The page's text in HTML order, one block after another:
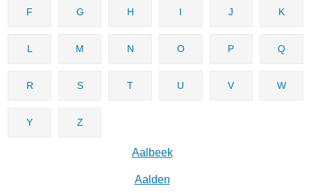
F G H I J K
L M N O P Q
R S T U V W
Y Z
Aalbeek
Aalden